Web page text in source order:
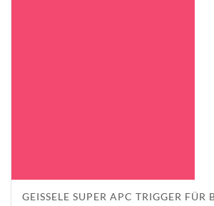
GEISSELE SUPER APC TRIGGER FÜR